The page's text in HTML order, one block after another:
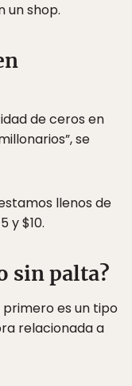
un shop.
de ceros en
se
llenos de
y $10.
sin palta?
primero es un tipo
relacionada a